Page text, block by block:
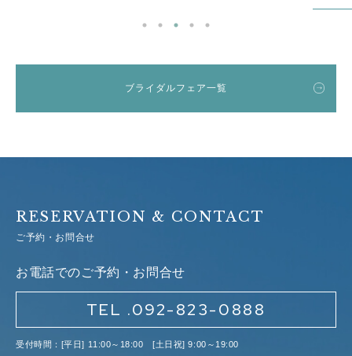
ブライダルフェア一覧
RESERVATION & CONTACT
ご予約・お問合せ
お電話でのご予約・お問合せ
TEL .092-823-0888
受付時間：[平日] 11:00～18:00 [土日祝] 9:00～19:00